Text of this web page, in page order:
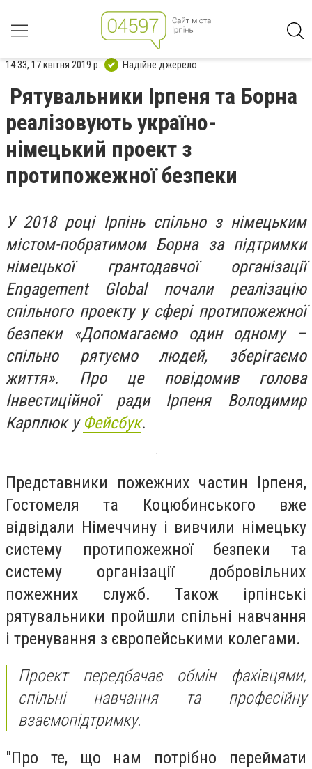
14:33, 17 квітня 2019 р. Надійне джерело
Рятувальники Ірпеня та Борна
реалізовують україно-
німецький проект з
протипожежної безпеки
У 2018 році Ірпінь спільно з німецьким
містом-побратимом Борна за підтримки
німецької грантодавчої організації
Engagement Global почали реалізацію
спільного проекту у сфері протипожежної
безпеки «Допомагаємо один одному –
спільно рятуємо людей, зберігаємо
життя». Про це повідомив голова
Інвестиційної ради Ірпеня Володимир
Карплюк у Фейсбук.
Представники пожежних частин Ірпеня,
Гостомеля та Коцюбинського вже
відвідали Німеччину і вивчили німецьку
систему протипожежної безпеки та
систему організації добровільних
пожежних служб. Також ірпінські
рятувальники пройшли спільні навчання
і тренування з європейськими колегами.
Проект передбачає обмін фахівцями,
спільні навчання та професійну
взаємопідтримку.
"Про те, що нам потрібно переймати